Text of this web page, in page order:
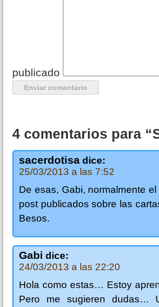
publicado
4 comentarios para
sacerdotisa dice:
25/03/2013 a las 7:52
De esas, Gabi, normalmente
post publicados sobre las
Besos.
Gabi dice:
24/03/2013 a las 22:20
Hola como estas… Estoy
Pero me sugieren dudas…